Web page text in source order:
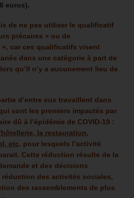
euros).
de ne pas utiliser le qualificatif
précaires » ou de
», car ces qualificatifs visent
dans une catégorie à part de
qu’il n’y a aucunement lieu de
d’entre eux travaillent dans
sont les premiers impactés par
dû à l’épidémie de COVID-19 :
la restauration,
etc. pour lesquels l’activité
Cette réduction résulte de la
et des décisions
des activités sociales,
des rassemblements de plus